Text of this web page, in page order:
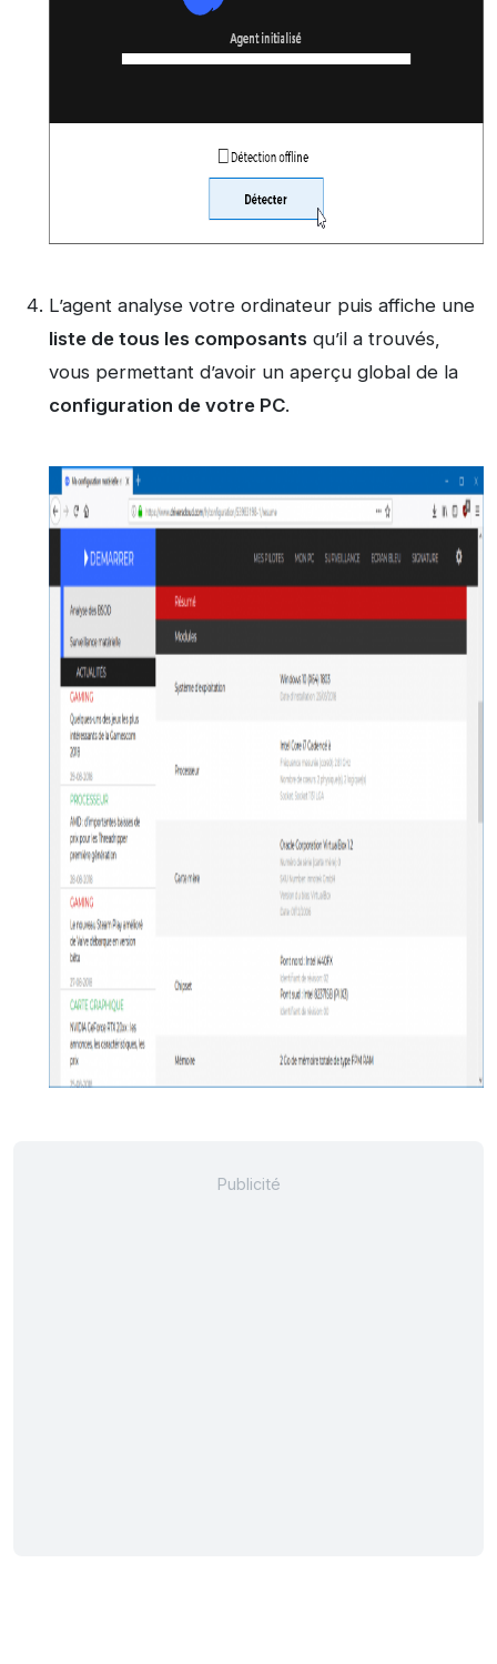
L’agent analyse votre ordinateur puis affiche une
liste de tous les composants qu’il a trouvés,
vous permettant d’avoir un aperçu global de la
configuration de votre PC.